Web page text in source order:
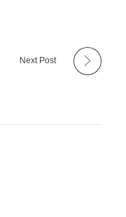
Next Post